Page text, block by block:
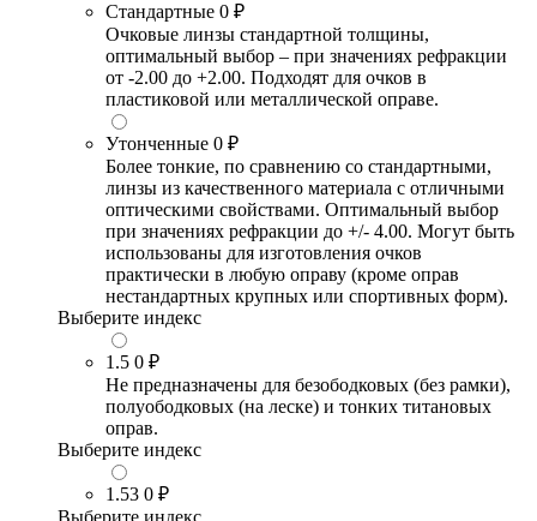
Стандартные 0 ₽
Очковые линзы стандартной толщины,
оптимальный выбор – при значениях рефракции
от -2.00 до +2.00. Подходят для очков в
пластиковой или металлической оправе.
Утонченные 0 ₽
Более тонкие, по сравнению со стандартными,
линзы из качественного материала с отличными
оптическими свойствами. Оптимальный выбор
при значениях рефракции до +/- 4.00. Могут быть
использованы для изготовления очков
практически в любую оправу (кроме оправ
нестандартных крупных или спортивных форм).
Выберите индекс
1.5 0 ₽
Не предназначены для безободковых (без рамки),
полуободковых (на леске) и тонких титановых
оправ.
Выберите индекс
1.53 0 ₽